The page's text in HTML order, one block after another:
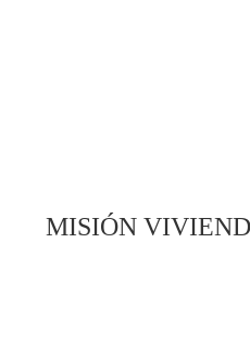
MISIÓN